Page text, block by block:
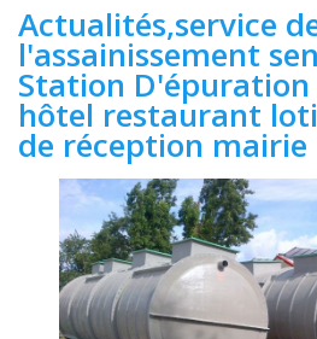
Actualités,service
l'assainissement
Station
hôtel restaurant
de réception mairie